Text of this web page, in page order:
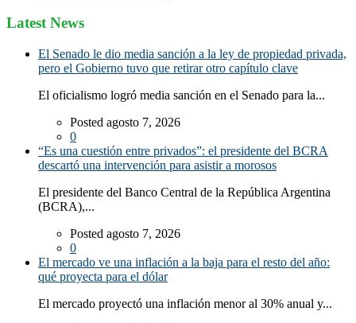
Latest News
El Senado le dio media sanción a la ley de propiedad privada,
pero el Gobierno tuvo que retirar otro capítulo clave
El oficialismo logró media sanción en el Senado para la...
Posted agosto 7, 2026
0
“Es una cuestión entre privados”: el presidente del BCRA
descartó una intervención para asistir a morosos
El presidente del Banco Central de la República Argentina
(BCRA),...
Posted agosto 7, 2026
0
El mercado ve una inflación a la baja para el resto del año:
qué proyecta para el dólar
El mercado proyectó una inflación menor al 30% anual y...